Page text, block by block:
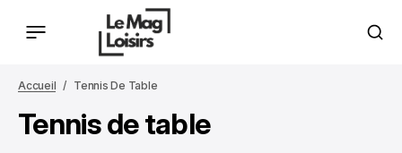
Accueil Tennis De Table
Tennis de table